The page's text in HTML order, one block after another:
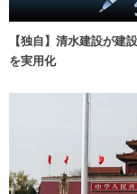
【独自】清水建設が建
を実用化